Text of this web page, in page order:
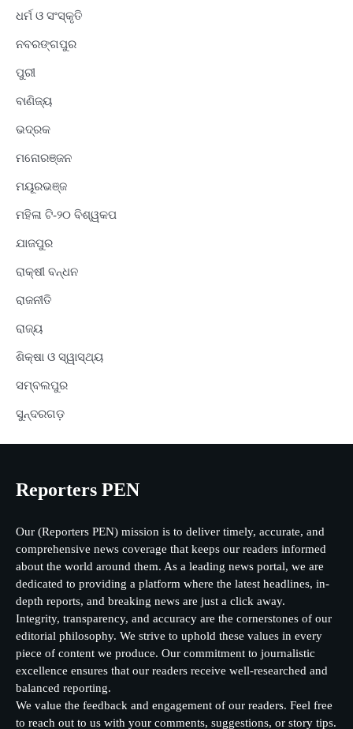
ଧର୍ମ ଓ ସଂସ୍କୃତି
ନବରଙ୍ଗପୁର
ପୁରୀ
ବାଣିଜ୍ୟ
ଭଦ୍ରକ
ମନୋରଞ୍ଜନ
ମୟୂରଭଞ୍ଜ
ମହିଳା ଟି-୨୦ ବିଶ୍ୱକପ
ଯାଜପୁର
ରାକ୍ଷୀ ବନ୍ଧନ
ରାଜନୀତି
ରାଜ୍ୟ
ଶିକ୍ଷା ଓ ସ୍ୱାସ୍ଥ୍ୟ
ସମ୍ବଲପୁର
ସୁନ୍ଦରଗଡ଼
Reporters PEN
Our (Reporters PEN) mission is to deliver timely, accurate, and
comprehensive news coverage that keeps our readers informed
about the world around them. As a leading news portal, we are
dedicated to providing a platform where the latest headlines, in-
depth reports, and breaking news are just a click away.
Integrity, transparency, and accuracy are the cornerstones of our
editorial philosophy. We strive to uphold these values in every
piece of content we produce. Our commitment to journalistic
excellence ensures that our readers receive well-researched and
balanced reporting.
We value the feedback and engagement of our readers. Feel free
to reach out to us with your comments, suggestions, or story tips.